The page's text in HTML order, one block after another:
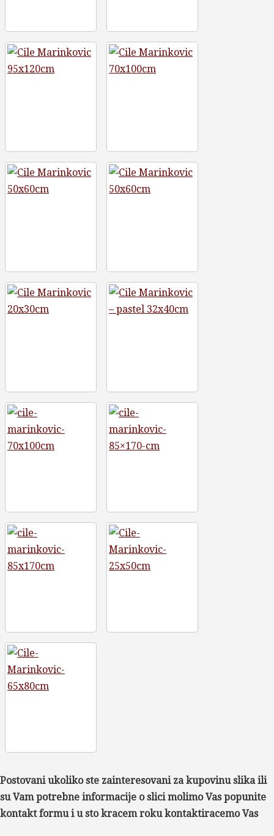
Postovani ukoliko ste zainteresovani za kupovinu slika ili
su Vam potrebne informacije o slici molimo Vas popunite
kontakt formu i u sto kracem roku kontaktiracemo Vas